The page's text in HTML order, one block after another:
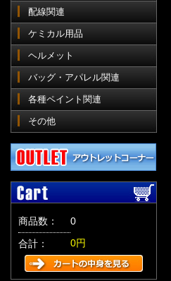
配線関連
ケミカル用品
ヘルメット
バッグ・アパレル関連
各種ペイント関連
その他
商品数：
0
合計：
0円